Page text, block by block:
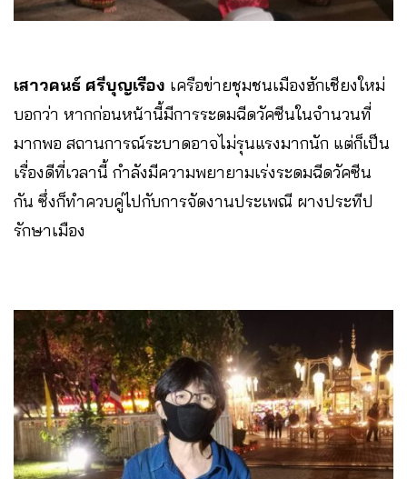
เสาวคนธ์ ศรีบุญเรือง​ เครือข่ายชุมชนเมืองฮักเชียงใหม่
บอกว่า หากก่อนหน้านี้มีการระดมฉีดวัคซีนในจำนวนที่
มากพอ สถานการณ์ระบาดอาจไม่รุนแรงมากนัก แต่ก็เป็น
เรื่องดีที่เวลานี้ กำลังมีความพยายามเร่งระดมฉีดวัคซีน
กัน ซึ่งก็ทำควบคู่ไปกับการจัดงานประเพณี ผางประทีป
รักษาเมือง